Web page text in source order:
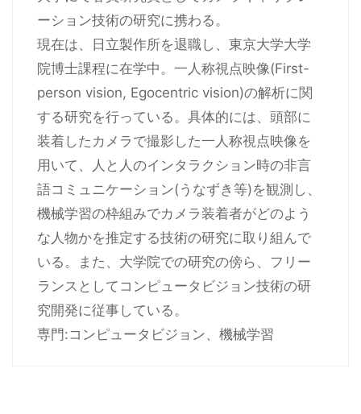
ーション技術の研究に携わる。
現在は、日立製作所を退職し、東京大学大学
院博士課程に在学中。一人称視点映像(First-
person vision, Egocentric vision)の解析に関
する研究を行っている。具体的には、頭部に
装着したカメラで撮影した一人称視点映像を
用いて、人と人のインタラクション時の非言
語コミュニケーション(うなずき等)を観測し、
機械学習の枠組みでカメラ装着者がどのよう
な人物かを推定する技術の研究に取り組んで
いる。また、大学院での研究の傍ら、フリー
ランスとしてコンピュータビジョン技術の研
究開発に従事している。
専門:コンピュータビジョン、機械学習